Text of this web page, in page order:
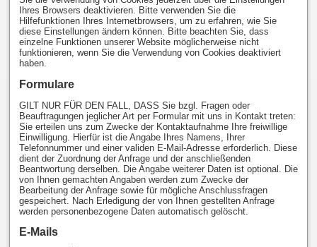
Ihres Browsers deaktivieren. Bitte verwenden Sie die
Hilfefunktionen Ihres Internetbrowsers, um zu erfahren, wie Sie
diese Einstellungen ändern können. Bitte beachten Sie, dass
einzelne Funktionen unserer Website möglicherweise nicht
funktionieren, wenn Sie die Verwendung von Cookies deaktiviert
haben.
Formulare
GILT NUR FÜR DEN FALL, DASS Sie bzgl. Fragen oder
Beauftragungen jeglicher Art per Formular mit uns in Kontakt treten:
Sie erteilen uns zum Zwecke der Kontaktaufnahme Ihre freiwillige
Einwilligung. Hierfür ist die Angabe Ihres Namens, Ihrer
Telefonnummer und einer validen E-Mail-Adresse erforderlich. Diese
dient der Zuordnung der Anfrage und der anschließenden
Beantwortung derselben. Die Angabe weiterer Daten ist optional. Die
von Ihnen gemachten Angaben werden zum Zwecke der
Bearbeitung der Anfrage sowie für mögliche Anschlussfragen
gespeichert. Nach Erledigung der von Ihnen gestellten Anfrage
werden personenbezogene Daten automatisch gelöscht.
E-Mails